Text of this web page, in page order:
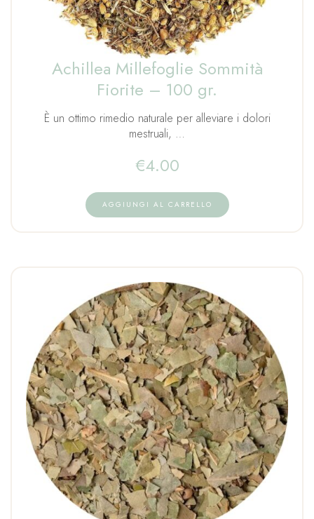
Achillea Millefoglie Sommità
Fiorite – 100 gr.
È un ottimo rimedio naturale per alleviare i dolori
mestruali, …
€4.00
AGGIUNGI AL CARRELLO